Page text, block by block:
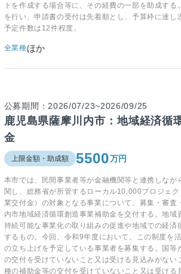
トを作成する場合等に、その経費の一部を助成す
を行い、申請書の受付は先着順とし、予算枠に達し
予定件数は12件程度。
全業種ほか
公募期間：2026/07/23~2026/09/25
鹿児島県薩摩川内市：地域経済循
金
上限金額・助成額 5500万円
本市では、民間事業者等が金融機関等と連携しなが
関し、総務省が所管するローカル10,000プロジェ
業交付金）の対象となる事業について、募集・審査
内市地域経済循環創造事業補助金を交付する。地域
持続可能な事業化の取り組みの促進や地域での経済
するもの。今回、令和9年度において、この制度を
の立ち上げを予定している事業者を募集する。国等
の交付を受けていないこと又は受ける見込みがない
種の補助金等の交付を受けていないこと又は受ける